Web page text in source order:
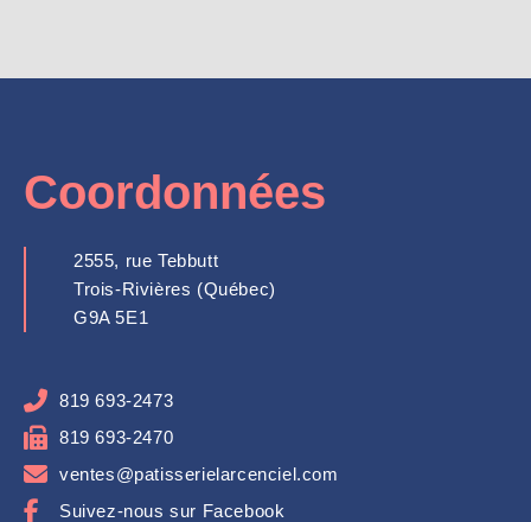
Coordonnées
2555, rue Tebbutt
Trois-Rivières (Québec)
G9A 5E1
819 693-2473
819 693-2470
ventes@patisserielarcenciel.com
Suivez-nous sur Facebook